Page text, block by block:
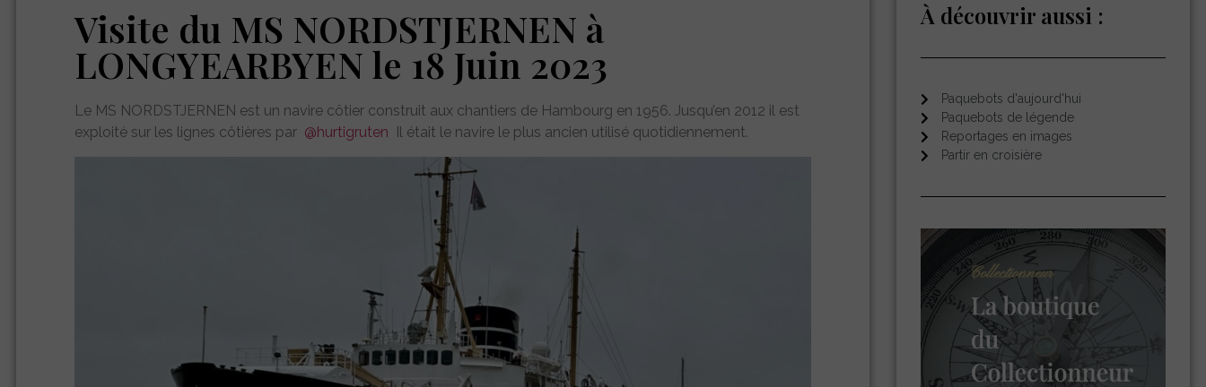
Visite du MS NORDSTJERNEN à
LONGYEARBYEN le 18 Juin 2023
Le MS NORDSTJERNEN est un navire côtier construit aux chantiers de Hambourg en 1956. Jusqu’en 2012 il est
exploité sur les lignes côtières par @hurtigruten Il était le navire le plus ancien utilisé quotidiennement.
À découvrir aussi :
Paquebots d'aujourd'hui
Paquebots de légende
Reportages en images
Partir en croisière